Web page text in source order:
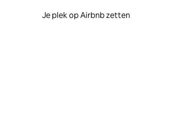
Je plek op Airbnb zetten